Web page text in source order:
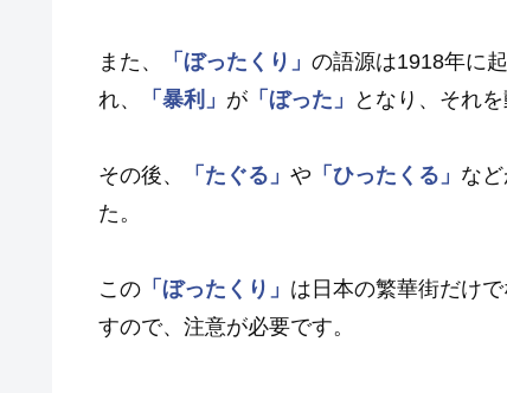
また、 「ぼったくり」 の語源は1918年に
れ、
「暴利」 が 「ぼった」 となり、それ
その後、 「たぐる」 や 「ひったくる」 な
た。
この 「ぼったくり」 は日本の繁華街だけ
すので、注意が必要です。